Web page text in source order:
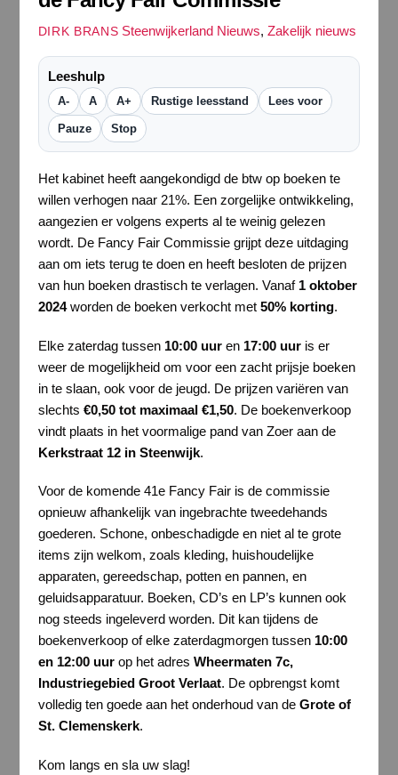
DIRK BRANS Steenwijkerland Nieuws,Zakelijk nieuws
Leeshulp
A- A A+ Rustige leesstand Lees voor
Pauze Stop
Het kabinet heeft aangekondigd de btw op boeken te
willen verhogen naar 21%. Een zorgelijke ontwikkeling,
aangezien er volgens experts al te weinig gelezen
wordt. De Fancy Fair Commissie grijpt deze uitdaging
aan om iets terug te doen en heeft besloten de prijzen
van hun boeken drastisch te verlagen. Vanaf 1 oktober
2024worden de boeken verkocht met 50% korting.
Elke zaterdag tussen 10:00 uuren 17:00 uuris er
weer de mogelijkheid om voor een zacht prijsje boeken
in te slaan, ook voor de jeugd. De prijzen variëren van
slechts €0,50 tot maximaal €1,50. De boekenverkoop
vindt plaats in het voormalige pand van Zoer aan de
Kerkstraat 12 in Steenwijk.
Voor de komende 41e Fancy Fair is de commissie
opnieuw afhankelijk van ingebrachte tweedehands
goederen. Schone, onbeschadigde en niet al te grote
items zijn welkom, zoals kleding, huishoudelijke
apparaten, gereedschap, potten en pannen, en
geluidsapparatuur. Boeken, CD’s en LP’s kunnen ook
nog steeds ingeleverd worden. Dit kan tijdens de
boekenverkoop of elke zaterdagmorgen tussen 10:00
en 12:00 uurop het adres Wheermaten 7c,
Industriegebied Groot Verlaat. De opbrengst komt
volledig ten goede aan het onderhoud van de Grote of
St. Clemenskerk.
Kom langs en sla uw slag!